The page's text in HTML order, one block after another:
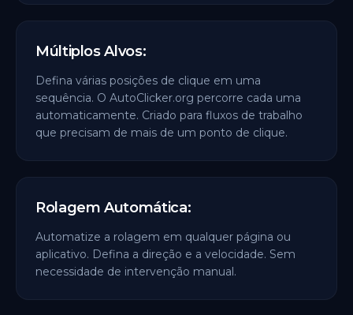
Múltiplos Alvos:
Defina várias posições de clique em uma
sequência. O AutoClicker.org percorre cada uma
automaticamente. Criado para fluxos de trabalho
que precisam de mais de um ponto de clique.
Rolagem Automática:
Automatize a rolagem em qualquer página ou
aplicativo. Defina a direção e a velocidade. Sem
necessidade de intervenção manual.